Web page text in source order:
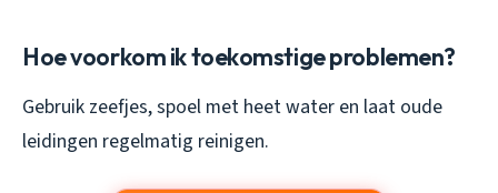
Hoe voorkom ik toekomstige problemen?
Gebruik zeefjes, spoel met heet water en laat oude
leidingen regelmatig reinigen.